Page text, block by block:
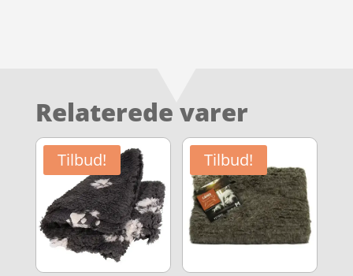
Relaterede varer
Tilbud! Tilbud!